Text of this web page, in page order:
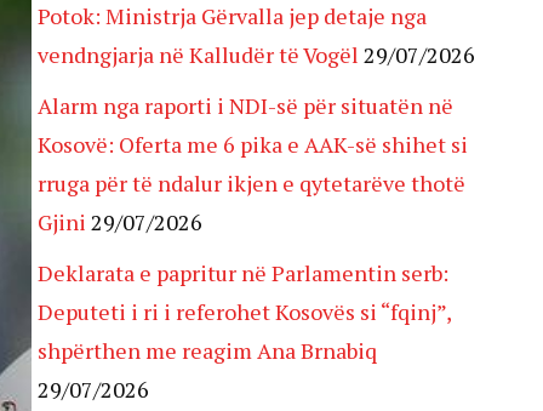
Potok: Ministrja Gërvalla jep detaje nga
vendngjarja në Kalludër të Vogël 29/07/2026
Alarm nga raporti i NDI-së për situatën në
Kosovë: Oferta me 6 pika e AAK-së shihet si
rruga për të ndalur ikjen e qytetarëve thotë
Gjini 29/07/2026
Deklarata e papritur në Parlamentin serb:
Deputeti i ri i referohet Kosovës si “fqinj”,
shpërthen me reagim Ana Brnabiq
29/07/2026